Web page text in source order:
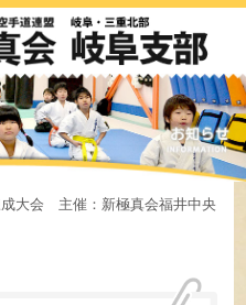
大会 主催：新極真会福井中央